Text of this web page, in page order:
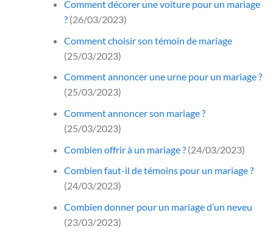
Comment décorer une voiture pour un mariage
?(26/03/2023)
Comment choisir son témoin de mariage
(25/03/2023)
Comment annoncer une urne pour un mariage ?
(25/03/2023)
Comment annoncer son mariage ?
(25/03/2023)
Combien offrir à un mariage ?(24/03/2023)
Combien faut-il de témoins pour un mariage ?
(24/03/2023)
Combien donner pour un mariage d’un neveu
(23/03/2023)